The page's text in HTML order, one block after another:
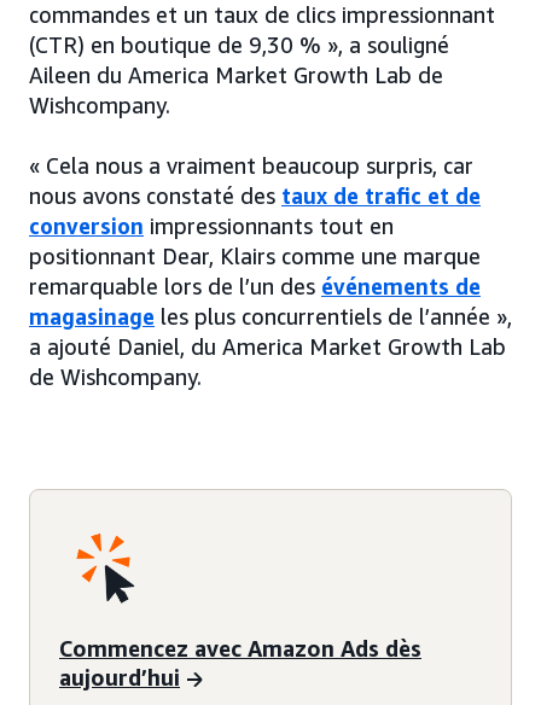
commandes et un taux de clics impressionnant
(CTR) en boutique de 9,30 % », a souligné
Aileen du America Market Growth Lab de
Wishcompany.
« Cela nous a vraiment beaucoup surpris, car
nous avons constaté des taux de trafic et de
conversion impressionnants tout en
positionnant Dear, Klairs comme une marque
remarquable lors de l’un des événements de
magasinage les plus concurrentiels de l’année »,
a ajouté Daniel, du America Market Growth Lab
de Wishcompany.
Commencez avec Amazon Ads dès
aujourd’hui